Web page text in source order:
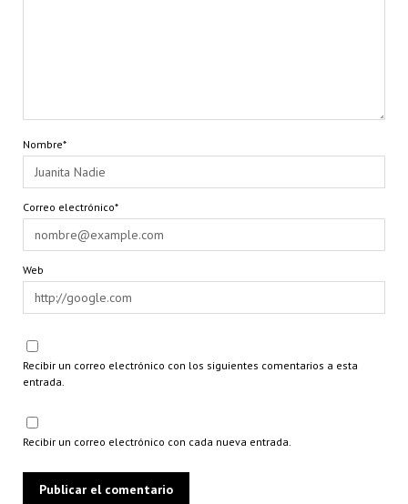
Nombre*
Correo electrónico*
Web
Recibir un correo electrónico con los siguientes comentarios a esta
entrada.
Recibir un correo electrónico con cada nueva entrada.